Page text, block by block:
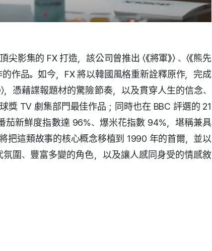
影集的 FX 打造，該公司曾推出 〈《將軍》〉 、〈《熊先
的作品。如今，FX 將以韓國風格重新詮釋原作，完成
，憑藉諜報題材的驚險節奏，以及貫穿人生的信念、
獎 TV 劇集部門最佳作品；同時也在 BBC 評選的 21
茄新鮮度指數達 96%、爆米花指數 94%，堪稱兼具
將把這類故事的核心概念移植到 1990 年的首爾，並以
圍、豐富多變的角色，以及讓人感同身受的情感敘